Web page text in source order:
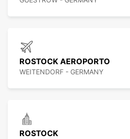
ROSTOCK AEROPORTO
WEITENDORF - GERMANY
ROSTOCK